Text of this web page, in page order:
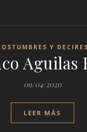
Y DECIRES
Aguilas
09/04/2020
LEER MÁS